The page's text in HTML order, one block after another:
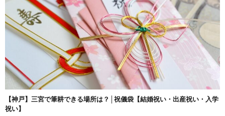
【神戸】三宮で筆耕できる場所は？│祝儀袋【結婚祝い・出産祝い・入学
祝い】